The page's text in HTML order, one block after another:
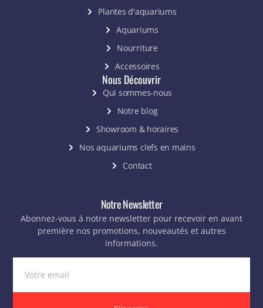
Plantes d'aquariums
Aquariums
Nourriture
Accessoires
Nous Découvrir
Qui sommes-nous
Notre blog
Showroom & horaires
Nos aquariums clefs en mains
Contact
Notre Newsletter
Abonnez-vous à notre newsletter pour recevoir en avant
première nos promotions, nouveautés et autres
informations.